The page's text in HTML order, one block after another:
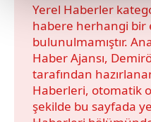
Her halükârda,
takdirde, kullanıcılara
gösterilmeyecektir."
Sizlere daha iyi bir hizmet
Sitemizde kendimize ve
Yerel Haberler
habere herhangi bir
bulunulmamıştır.
Haber Ajansı,
tarafından
Haberleri, otomatik
şekilde bu sayfada